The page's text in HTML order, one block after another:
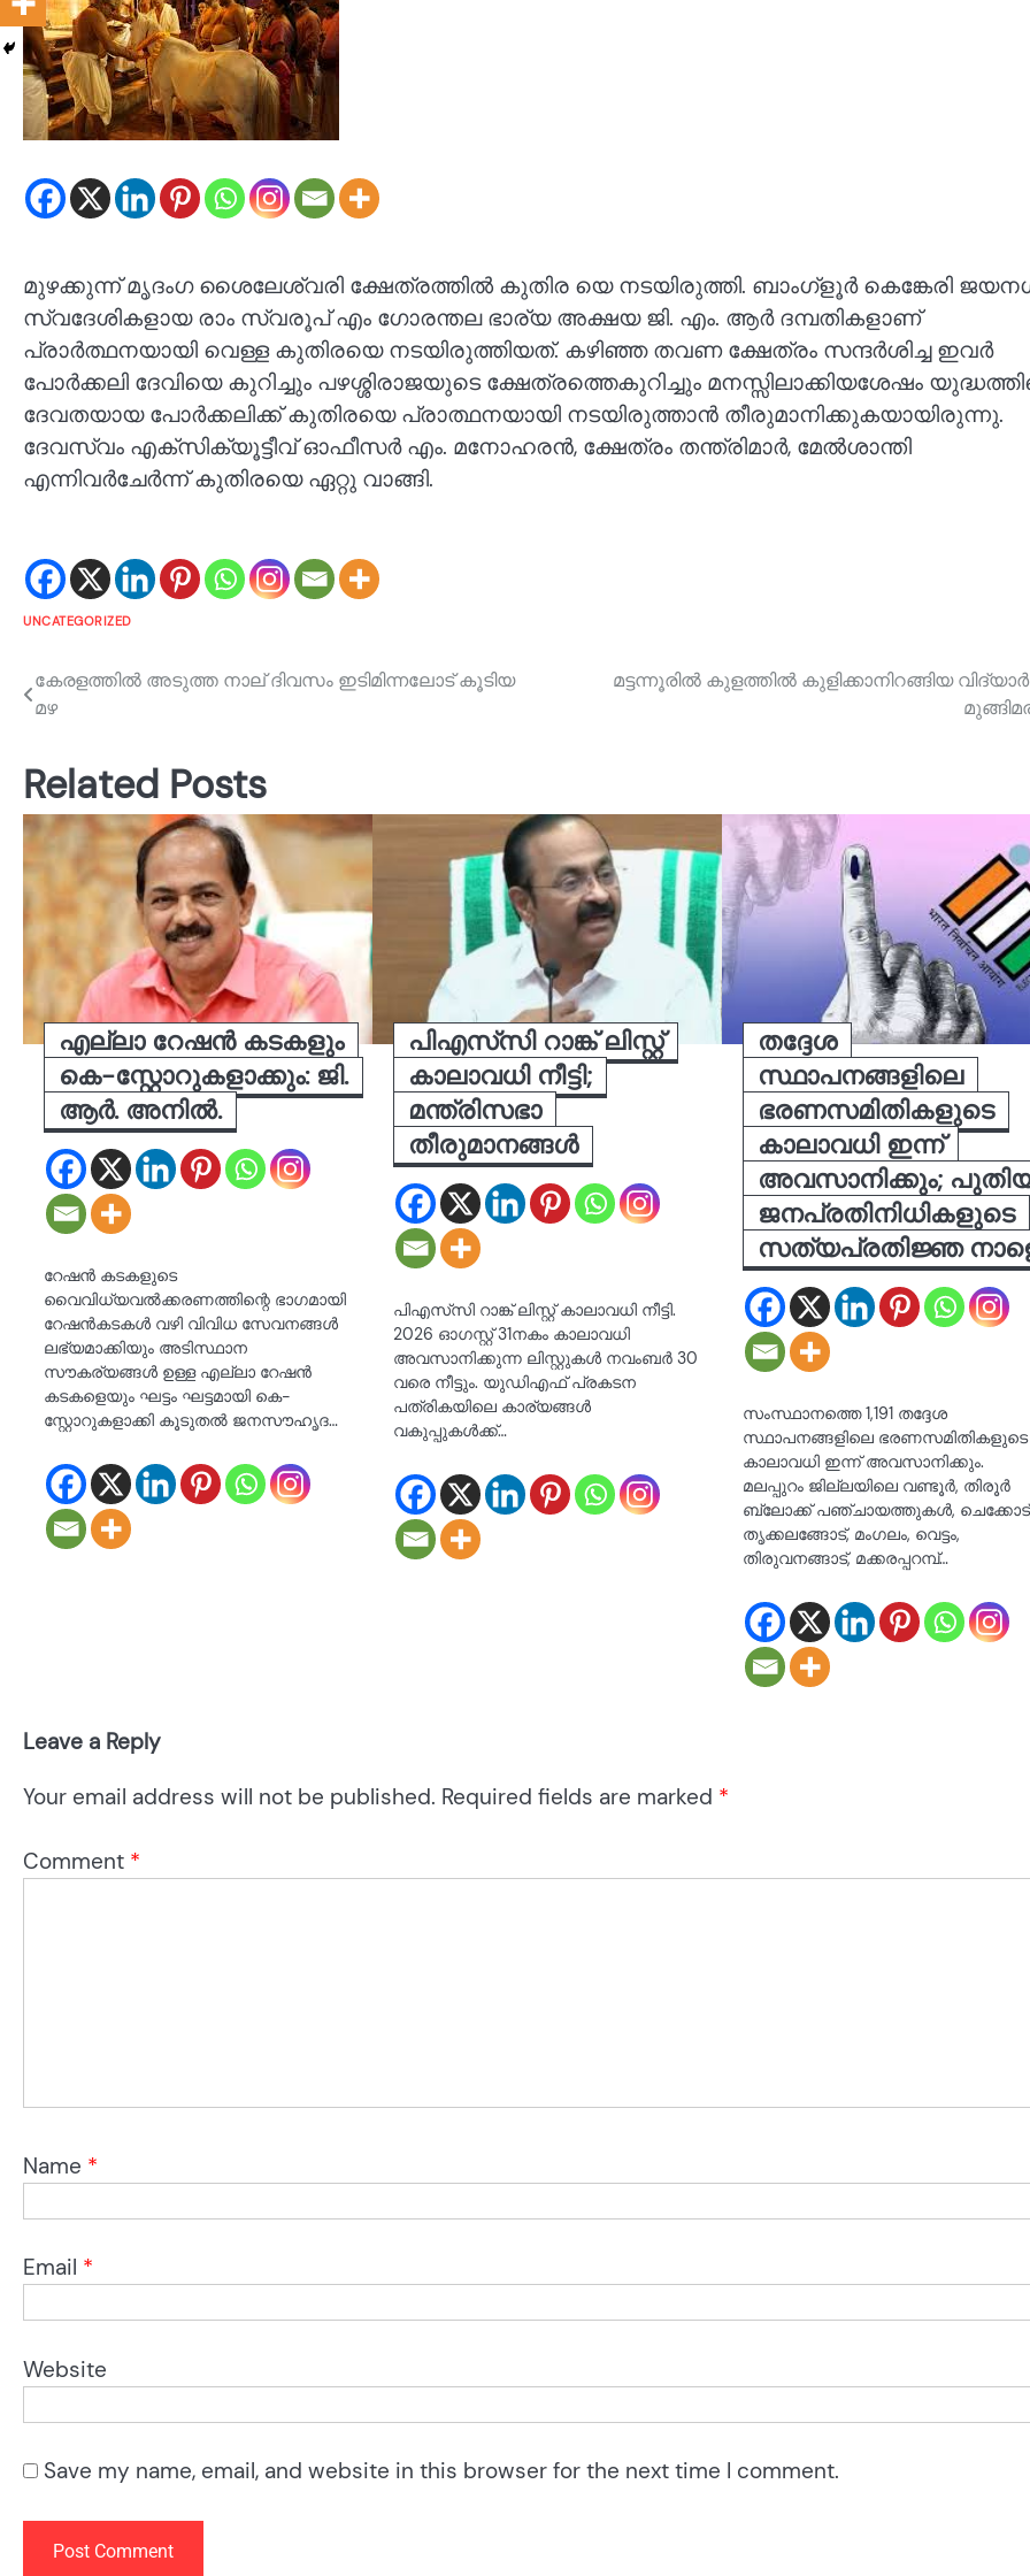
മുഴക്കുന്ന് മൃദംഗ ശൈലേശ്വരി ക്ഷേത്രത്തിൽ കുതിര യെ നടയിരുത്തി. ബാംഗ്ളൂർ കെങ്കേരി
സ്വദേശികളായ രാം സ്വരൂപ് എം ഗോരന്തല ഭാര്യ അക്ഷയ ജി. എം. ആർ ദമ്പതികളാണ്
പ്രാർത്ഥനയായി വെള്ള കുതിരയെ നടയിരുത്തിയത്. കഴിഞ്ഞ തവണ ക്ഷേത്രം സന്ദർശിച്ച ഇവർ
പോർക്കലി ദേവിയെ കുറിച്ചും പഴശ്ശിരാജയുടെ ക്ഷേത്രത്തെകുറിച്ചും മനസ്സിലാക്കിയശേഷം
ദേവതയായ പോർക്കലിക്ക് കുതിരയെ പ്രാത്ഥനയായി നടയിരുത്താൻ തീരുമാനിക്കുകയായിരുന്നു.
ദേവസ്വം എക്സിക്യൂട്ടീവ് ഓഫീസർ എം. മനോഹരൻ, ക്ഷേത്രം തന്ത്രിമാർ, മേൽശാന്തി
എന്നിവർചേർന്ന് കുതിരയെ ഏറ്റു വാങ്ങി.
UNCATEGORIZED
Post
കേരളത്തില്‍ അടുത്ത നാല് ദിവസം ഇടിമിന്നലോട് കൂടിയ
മഴ
മട്ടന്നൂരിൽ കുളത്തിൽ കുളിക്കാനിറങ്ങിയ
Related Posts
എല്ലാ റേഷൻ കടകളും
കെ-സ്റ്റോറുകളാക്കും: ജി.
ആർ. അനിൽ.
റേഷൻ കടകളുടെ
വൈവിധ്യവൽക്കരണത്തിന്റെ ഭാഗമായി
റേഷൻകടകൾ വഴി വിവിധ സേവനങ്ങൾ
ലഭ്യമാക്കിയും അടിസ്ഥാന
സൗകര്യങ്ങൾ ഉള്ള എല്ലാ റേഷൻ
കടകളെയും ഘട്ടം ഘട്ടമായി കെ-
സ്റ്റോറുകളാക്കി കൂടുതൽ ജനസൗഹൃദ…
പിഎസ്‍സി റാങ്ക് ലിസ്റ്റ്
കാലാവധി നീട്ടി;
മന്ത്രിസഭാ
തീരുമാനങ്ങൾ
പിഎസ്‍സി റാങ്ക് ലിസ്റ്റ് കാലാവധി നീട്ടി.
2026 ഓഗസ്റ്റ് 31നകം കാലാവധി
അവസാനിക്കുന്ന ലിസ്റ്റുകൾ നവംബർ 30
വരെ നീട്ടും. യുഡിഎഫ് പ്രകടന
പത്രികയിലെ കാര്യങ്ങൾ
വകുപ്പുകൾക്ക്…
തദ്ദേശ
സ്ഥാപനങ്ങളിലെ
ഭരണസമിതികളുടെ
കാലാവധി ഇന്ന്
അവസാനിക്കും;
ജനപ്രതിനിധികളുടെ
സത്യപ്രതിജ്ഞ
സംസ്ഥാനത്തെ 1,191 തദ്ദേശ
സ്ഥാപനങ്ങളിലെ ഭരണസമിതികളുടെ
കാലാവധി ഇന്ന് അവസാനിക്കും.
മലപ്പുറം ജില്ലയിലെ വണ്ടൂർ, തിരൂർ
ബ്ലോക്ക് പഞ്ചായത്തുകൾ,
തൃക്കലങ്ങോട്, മംഗലം, വെട്ടം,
തിരുവനങ്ങാട്, മക്കരപ്പറമ്പ്…
Leave a Reply
Your email address will not be published. Required fields are marked *
Comment *
Name *
Email *
Website
Save my name, email, and website in this browser for the next time I comment.